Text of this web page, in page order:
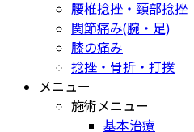
腰椎捻挫・頸部捻挫
関節痛み(腕・足)
膝の痛み
捻挫・骨折・打撲
メニュー
施術メニュー
基本治療